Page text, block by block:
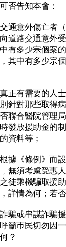
否告知本會：
通意外傷亡者
道路交通意外
有多少宗個案
其中有多少宗
正有需要的人
針對那些取得
聯合醫院管理
發放援助金的
資料等；
據《條例》而
無須考慮受惠
徒乘機騙取援
詳情為何；若
騙或串謀詐騙
籲巿民切勿因
？